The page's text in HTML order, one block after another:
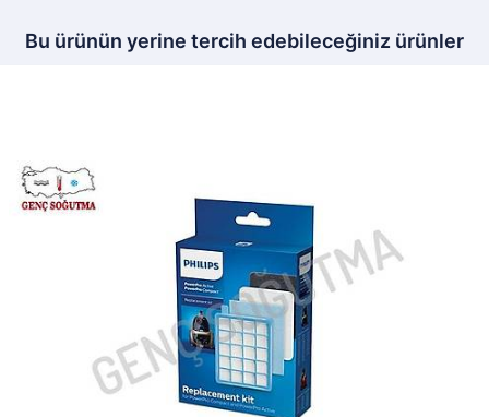
Bu ürünün yerine tercih edebileceğiniz ürünler